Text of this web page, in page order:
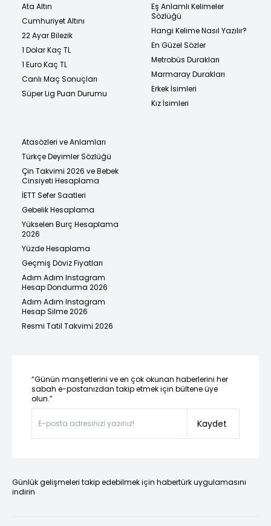
Ata Altın
Cumhuriyet Altını
22 Ayar Bilezik
1 Dolar Kaç TL
1 Euro Kaç TL
Canlı Maç Sonuçları
Süper Lig Puan Durumu
Eş Anlamlı Kelimeler
Sözlüğü
Hangi Kelime Nasıl Yazılır?
En Güzel Sözler
Metrobüs Durakları
Marmaray Durakları
Erkek İsimleri
Kız İsimleri
Atasözleri ve Anlamları
Türkçe Deyimler Sözlüğü
Çin Takvimi 2026 ve Bebek
Cinsiyeti Hesaplama
İETT Sefer Saatleri
Gebelik Hesaplama
Yükselen Burç Hesaplama
2026
Yüzde Hesaplama
Geçmiş Döviz Fiyatları
Adım Adım Instagram
Hesap Dondurma 2026
Adım Adım Instagram
Hesap Silme 2026
Resmi Tatil Takvimi 2026
“Günün manşetlerini ve en çok okunan haberlerini her
sabah e-postanızdan takip etmek için bültene üye
olun.”
Kaydet
Günlük gelişmeleri takip edebilmek için habertürk uygulamasını
indirin